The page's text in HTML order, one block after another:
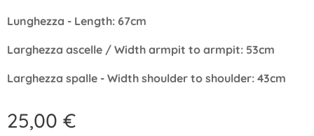
Lunghezza - Length: 67cm
Larghezza ascelle / Width armpit to armpit: 53cm
Larghezza spalle - Width shoulder to shoulder: 43cm
25,00 €